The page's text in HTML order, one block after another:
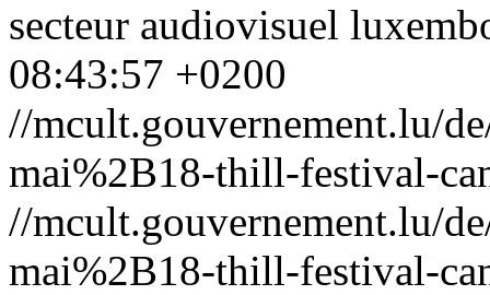
secteur audiovisuel
08:43:57 +0200
//mcult.gouvernement.lu/
mai%2B18-thill-festival-
//mcult.gouvernement.lu/
mai%2B18-thill-festival-